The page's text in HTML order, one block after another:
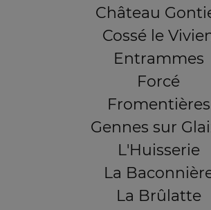
Château
Cossé le
Entrammes
Forcé
Fromentières
Gennes sur
L'Huisserie
La
La Brûlatte